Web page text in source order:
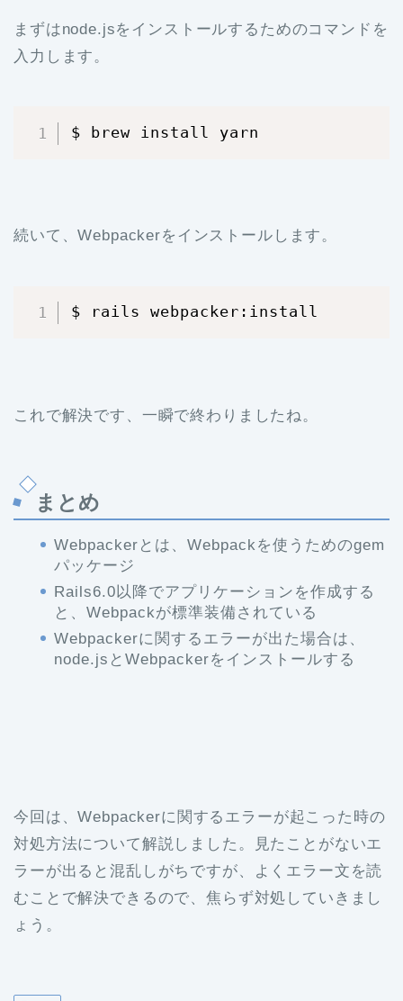
まずはnode.jsをインストールするためのコマンドを
入力します。
$ brew install yarn
続いて、Webpackerをインストールします。
$ rails webpacker:install
これで解決です、一瞬で終わりましたね。
まとめ
Webpackerとは、Webpackを使うためのgem
パッケージ
Rails6.0以降でアプリケーションを作成する
と、Webpackが標準装備されている
Webpackerに関するエラーが出た場合は、
node.jsとWebpackerをインストールする
今回は、Webpackerに関するエラーが起こった時の
対処方法について解説しました。見たことがないエ
ラーが出ると混乱しがちですが、よくエラー文を読
むことで解決できるので、焦らず対処していきまし
ょう。